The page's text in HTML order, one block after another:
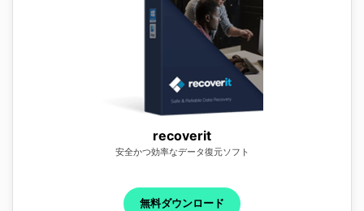
recoverit
安全かつ効率なデータ復元ソフト
無料ダウンロード